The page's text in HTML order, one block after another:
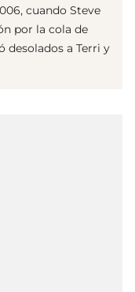
cuando Steve
por la cola de
desolados a Terri y